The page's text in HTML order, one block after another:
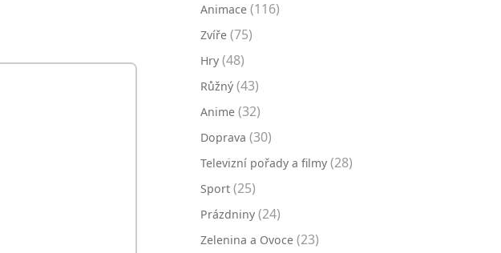
Animace (116)
Zvíře (75)
Hry (48)
Růžný (43)
Anime (32)
Doprava (30)
Televizní pořady a filmy (28)
Sport (25)
Prázdniny (24)
Zelenina a Ovoce (23)